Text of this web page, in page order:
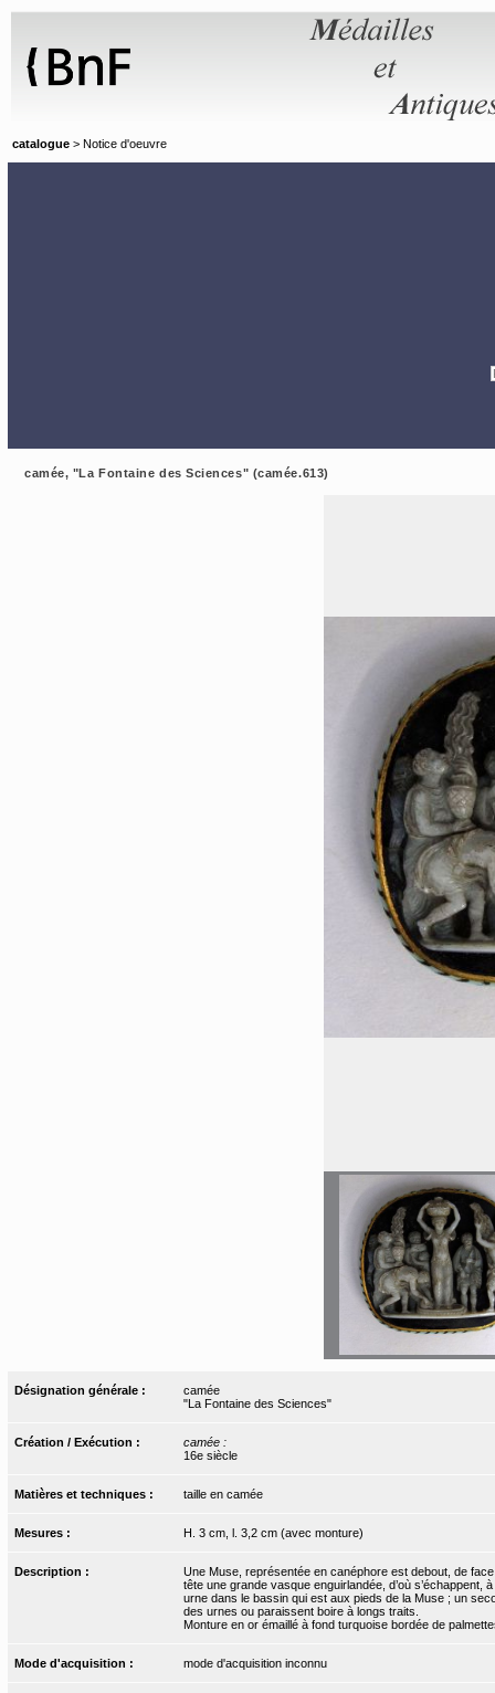
catalogue > Notice d'oeuvre
camée, "La Fontaine des Sciences" (camée.613)
Désignation générale :
camée
"La Fontaine des Sciences"
Création / Exécution :
camée :
16e siècle
Matières et techniques : taille en camée
Mesures : H. 3 cm, l. 3,2 cm (avec monture)
Description :
Une Muse, représentée en canéphore est debout, de
tête une grande vasque enguirlandée, d’où
urne dans le bassin qui est aux pieds de la Muse ; un
des urnes ou paraissent boire à longs traits.
Monture en or émaillé à fond turquoise bordée de
Mode d'acquisition : mode d'acquisition inconnu